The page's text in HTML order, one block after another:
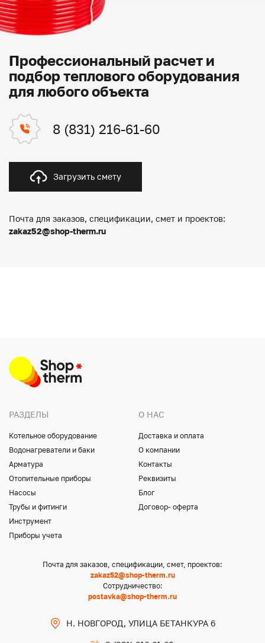
Профессиональный расчет и
подбор теплового оборудования
для любого объекта
8 (831) 216-61-60
Загрузить смету
Почта для заказов, спецификации, смет и проектов:
zakaz52@shop-therm.ru
РАЗДЕЛЫ
Котельное оборудование
Водонагреватели и баки
Арматура
Отопительные приборы
Насосы
Трубы и фитинги
Инструмент
Приборы учета
О НАС
Доставка и оплата
О компании
Контакты
Реквизиты
Блог
Договор- оферта
Почта для заказов, спецификации, смет, проектов:
zakaz52@shop-therm.ru
Сотрудничество:
postavka@shop-therm.ru
Н. НОВГОРОД, УЛИЦА БЕТАНКУРА 6